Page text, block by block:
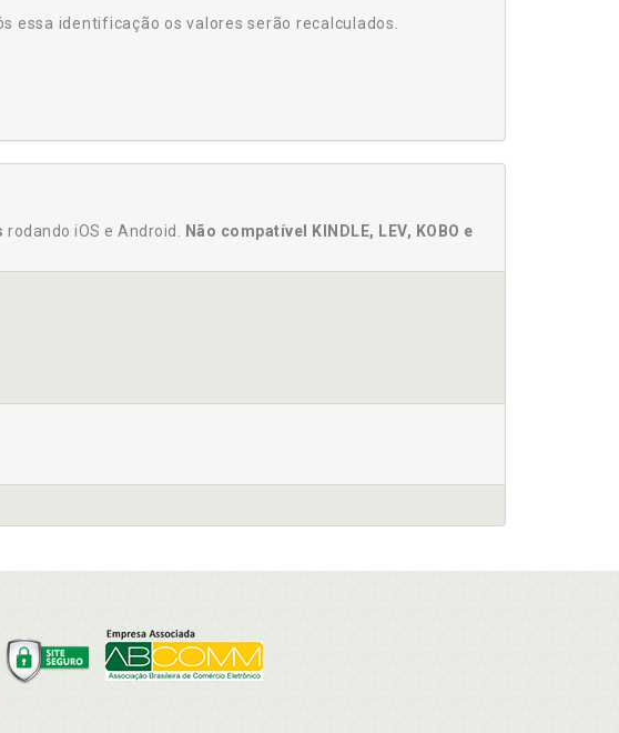
essa identificação os valores serão recalculados.
rodando iOS e Android.
Não compatível KINDLE, LEV, KOBO e